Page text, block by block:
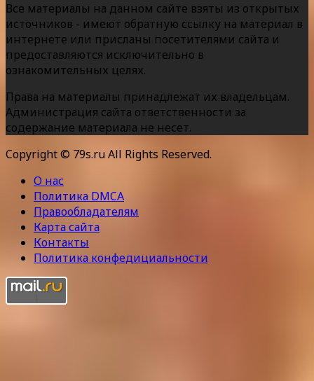
Все материалы на данном сайте взяты из открытых
источников - имеют обратную ссылку на материал в
интернете или присланы посетителями сайта и
предоставляются исключительно в
ознакомительных целях.
Права на материалы принадлежат их владельцам.
Администрация сайта ответственности за
содержание материала не несет.
Copyright © 79s.ru All Rights Reserved.
О нас
Политика DMCA
Правообладателям
Карта сайта
Контакты
Политика конфедициальности